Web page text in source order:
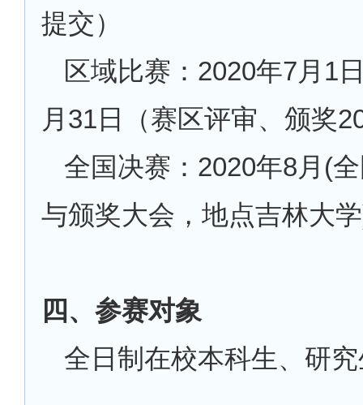
提交）
区域比赛： 2020年7月1
月31日（赛区评审、颁奖
全国决赛： 2020年8月(
与颁奖大会，地点吉林大
四、参赛对象
全日制在校本科生、研